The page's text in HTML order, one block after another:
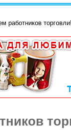
работников торговли!